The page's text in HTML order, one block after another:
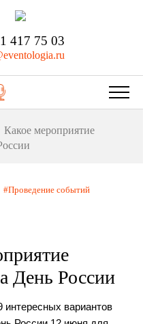
417 75 03
Какое мероприятие
Проведение событий
День России
интересных вариантов